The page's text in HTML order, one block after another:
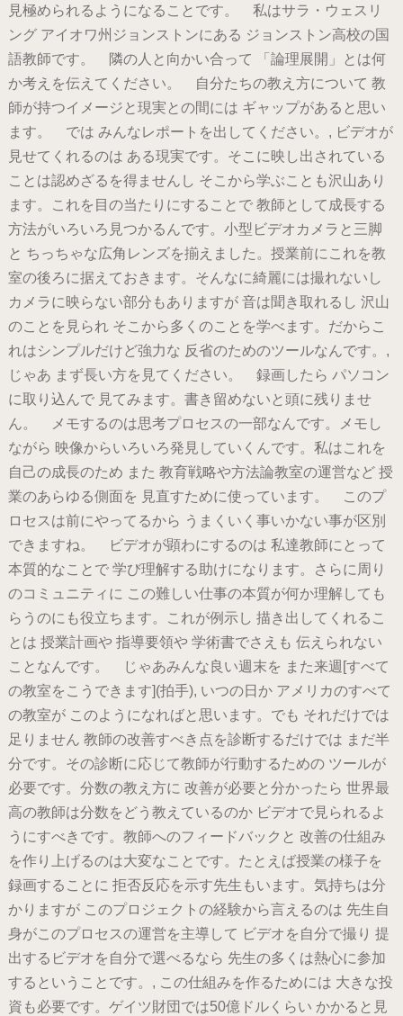
見極められるようになることです。 私はサラ・ウェスリ
ング アイオワ州ジョンストンにある ジョンストン高校の国
語教師です。 隣の人と向かい合って 「論理展開」とは何
か考えを伝えてください。 自分たちの教え方について 教
師が持つイメージと現実との間には ギャップがあると思い
ます。 では みんなレポートを出してください。, ビデオが
見せてくれるのは ある現実です。そこに映し出されている
ことは認めざるを得ませんし そこから学ぶことも沢山あり
ます。これを目の当たりにすることで 教師として成長する
方法がいろいろ見つかるんです。小型ビデオカメラと三脚
と ちっちゃな広角レンズを揃えました。授業前にこれを教
室の後ろに据えておきます。そんなに綺麗には撮れないし
カメラに映らない部分もありますが 音は聞き取れるし 沢山
のことを見られ そこから多くのことを学べます。だからこ
れはシンプルだけど強力な 反省のためのツールなんです。,
じゃあ まず長い方を見てください。 録画したら パソコン
に取り込んで 見てみます。書き留めないと頭に残りませ
ん。 メモするのは思考プロセスの一部なんです。メモし
ながら 映像からいろいろ発見していくんです。私はこれを
自己の成長のため また 教育戦略や方法論教室の運営など 授
業のあらゆる側面を 見直すために使っています。 このプ
ロセスは前にやってるから うまくいく事いかない事が区別
できますね。 ビデオが顕わにするのは 私達教師にとって
本質的なことで 学び理解する助けになります。さらに周り
のコミュニティに この難しい仕事の本質が何か理解しても
らうのにも役立ちます。これが例示し 描き出してくれるこ
とは 授業計画や 指導要領や 学術書でさえも 伝えられない
ことなんです。 じゃあみんな良い週末を また来週[すべて
の教室をこうできます](拍手), いつの日か アメリカのすべて
の教室が このようになればと思います。でも それだけでは
足りません 教師の改善すべき点を診断するだけでは まだ半
分です。その診断に応じて教師が行動するための ツールが
必要です。分数の教え方に 改善が必要と分かったら 世界最
高の教師は分数をどう教えているのか ビデオで見られるよ
うにすべきです。教師へのフィードバックと 改善の仕組み
を作り上げるのは大変なことです。たとえば授業の様子を
録画することに 拒否反応を示す先生もいます。気持ちは分
かりますが このプロジェクトの経験から言えるのは 先生自
身がこのプロセスの運営を主導して ビデオを自分で撮り 提
出するビデオを自分で選べるなら 先生の多くは熱心に参加
するということです。, この仕組みを作るためには 大きな投
資も必要です。ゲイツ財団では50億ドルくらい かかると見